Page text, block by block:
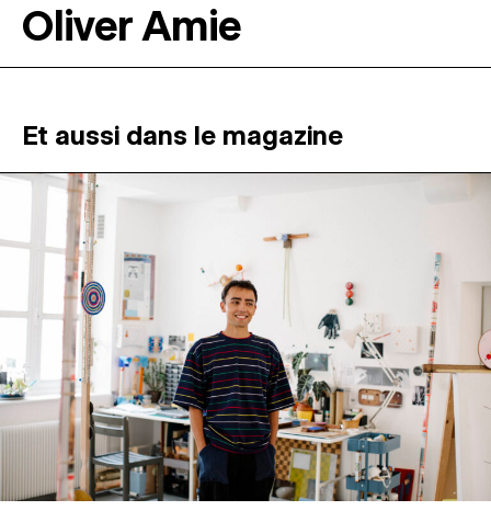
RÉSIDENCES ↓
ATELIERS OUVERTS
PROGRAMMATION
MAGAZINE
ESPACES DE PRATIQUE ARTISTIQUE ↓
Recherche
Connexion
Oliver Amie
Et aussi dans le magazine